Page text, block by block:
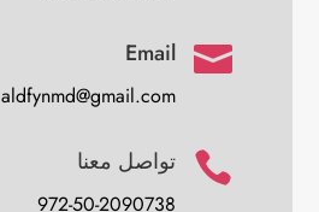

Email
aldfynmd@gmail.com
 تواصل معنا
972-50-2090738